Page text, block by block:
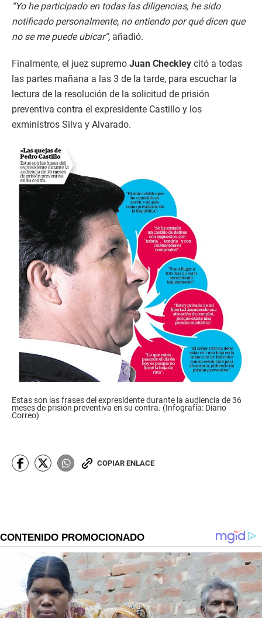
“Yo he participado en todas las diligencias, he sido
notificado personalmente, no entiendo por qué dicen que
no se me puede ubicar”, añadió.
Finalmente, el juez supremo Juan Checkley citó a todas
las partes mañana a las 3 de la tarde, para escuchar la
lectura de la resolución de la solicitud de prisión
preventiva contra el expresidente Castillo y los
exministros Silva y Alvarado.
Estas son las frases del expresidente durante la audiencia de 36
meses de prisión preventiva en su contra. (Infografía: Diario
Correo)
COPIAR ENLACE